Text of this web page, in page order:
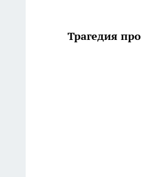
Трагедия